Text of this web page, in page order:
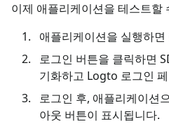
이제 애플리케이션을 테스트할
애플리케이션을 실행하
로그인 버튼을 클릭하면
기화하고 Logto 로그인
로그인 후, 애플리케이션
아웃 버튼이 표시됩니다.